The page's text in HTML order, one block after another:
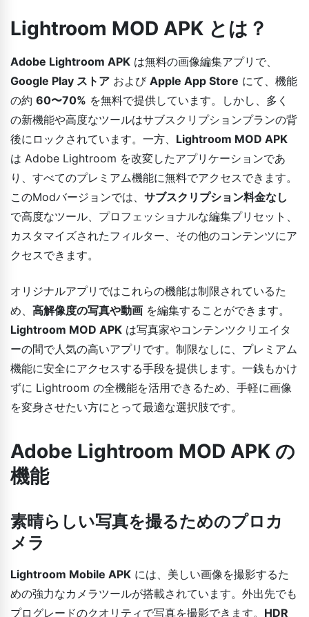
Lightroom MOD APK とは？
Adobe Lightroom APK は無料の画像編集アプリで、
Google Play ストア および Apple App Store にて、機能
の約 60〜70% を無料で提供しています。しかし、多く
の新機能や高度なツールはサブスクリプションプランの背
後にロックされています。一方、 Lightroom MOD APK
は Adobe Lightroom を改変したアプリケーションであ
り、すべてのプレミアム機能に無料でアクセスできます。
このModバージョンでは、 サブスクリプション料金なし
で高度なツール、プロフェッショナルな編集プリセット、
カスタマイズされたフィルター、その他のコンテンツにア
クセスできます。
オリジナルアプリではこれらの機能は制限されているた
め、 高解像度の写真や動画 を編集することができます。
Lightroom MOD APK は写真家やコンテンツクリエイタ
ーの間で人気の高いアプリです。制限なしに、プレミアム
機能に安全にアクセスする手段を提供します。一銭もかけ
ずに Lightroom の全機能を活用できるため、手軽に画像
を変身させたい方にとって最適な選択肢です。
Adobe Lightroom MOD APK の
機能
素晴らしい写真を撮るためのプロカ
メラ
Lightroom Mobile APK には、美しい画像を撮影するた
めの強力なカメラツールが搭載されています。外出先でも
プログレードのクオリティで写真を撮影できます。 HDR